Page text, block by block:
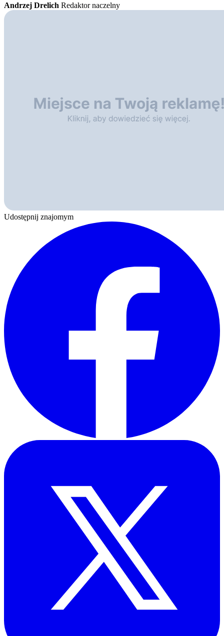
Andrzej Drelich Redaktor naczelny
Udostępnij znajomym